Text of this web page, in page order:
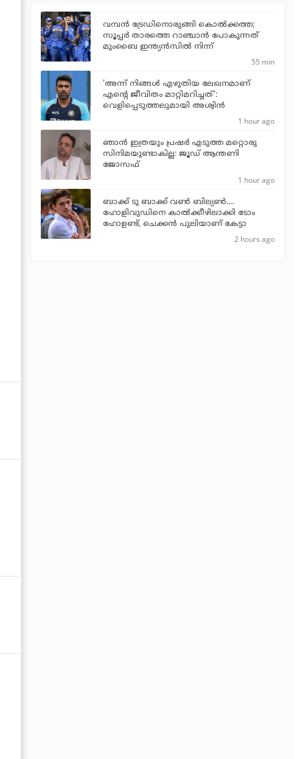
വമ്പന്‍ ട്രേഡിനൊരുങ്ങി കൊല്‍ക്കത്ത;
സൂപ്പര്‍ താരത്തെ റാഞ്ചാന്‍ പോകുന്നത്
മുംബൈ ഇന്ത്യന്‍സില്‍ നിന്ന്
55 min
'അന്ന് നിങ്ങള്‍ എഴുതിയ ലേഖനമാണ്
എന്റെ ജീവിതം മാറ്റിമറിച്ചത്':
വെളിപ്പെടുത്തലുമായി അശ്വിന്‍
1 hour ago
ഞാന്‍ ഇത്രയും പ്രഷര്‍ എടുത്ത മറ്റൊരു
സിനിമയുണ്ടാകില്ല: ജൂഡ് ആന്തണി
ജോസഫ്
1 hour ago
ബാക്ക് ടു ബാക്ക് വണ്‍ ബില്യണ്‍....
ഹോളിവുഡിനെ കാല്‍ക്കീഴിലാക്കി ടോം
ഹോളണ്ട്, ചെക്കന്‍ പുലിയാണ് കേട്ടാ
2 hours ago